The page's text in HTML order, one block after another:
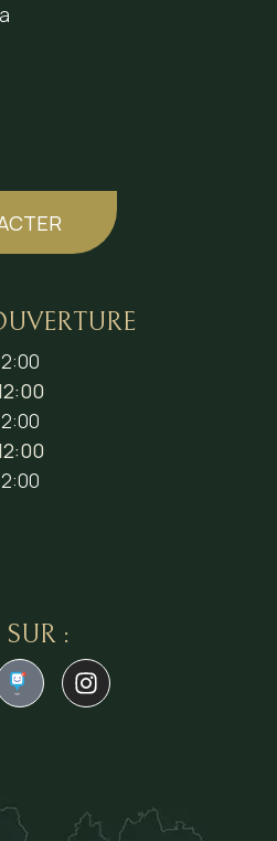
:
1